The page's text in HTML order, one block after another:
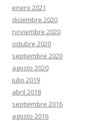
enero 2021
diciembre 2020
noviembre 2020
octubre 2020
septiembre 2020
agosto 2020
julio 2019
abril 2018
septiembre 2016
agosto 2016